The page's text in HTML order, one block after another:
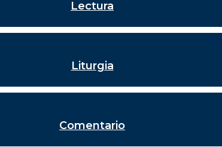
Lectura
Liturgia
Comentario